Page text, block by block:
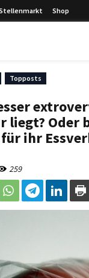
Shop
Topposts
liegt? Oder
ihr
259